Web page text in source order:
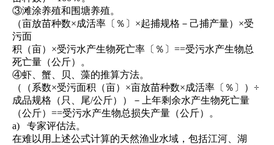
③滩涂养殖和围塘养殖。
（亩放苗种数×成活率〔％〕×起捕规格－己捕产量）×受
污面
积（亩）×受污水产生物死亡率〔％〕==受污水产生物总
死亡量（公斤）。
④虾、蟹、贝、藻的推算方法。
（（系数×受污面积（亩）×亩放苗种数×成活率〔％〕）÷
成品规格（只、尾/公斤））－上年剩余水产生物死亡量
（公斤）==受污水产生物总损失产量（公斤）。
a)
专家评估法。
在难以用上述公式计算的天然渔业水域，包括江河、湖